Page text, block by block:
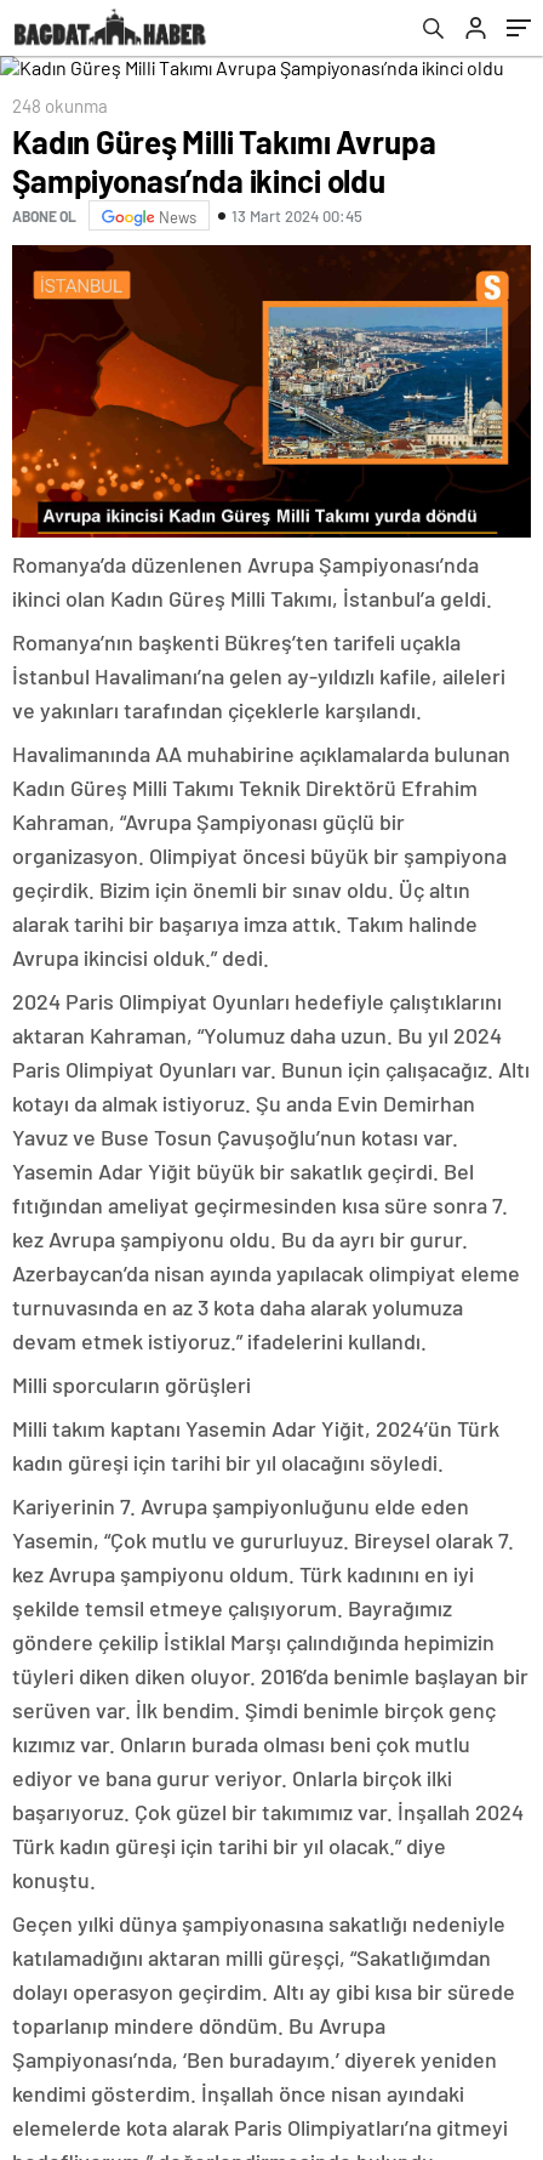
248 okunma
Kadın Güreş Milli Takımı Avrupa
Şampiyonası’nda ikinci oldu
ABONE OL News 13 Mart 2024 00:45
Romanya’da düzenlenen Avrupa Şampiyonası’nda
ikinci olan Kadın Güreş Milli Takımı, İstanbul’a geldi.
Romanya’nın başkenti Bükreş’ten tarifeli uçakla
İstanbul Havalimanı’na gelen ay-yıldızlı kafile, aileleri
ve yakınları tarafından çiçeklerle karşılandı.
Havalimanında AA muhabirine açıklamalarda bulunan
Kadın Güreş Milli Takımı Teknik Direktörü Efrahim
Kahraman, “Avrupa Şampiyonası güçlü bir
organizasyon. Olimpiyat öncesi büyük bir şampiyona
geçirdik. Bizim için önemli bir sınav oldu. Üç altın
alarak tarihi bir başarıya imza attık. Takım halinde
Avrupa ikincisi olduk.” dedi.
2024 Paris Olimpiyat Oyunları hedefiyle çalıştıklarını
aktaran Kahraman, “Yolumuz daha uzun. Bu yıl 2024
Paris Olimpiyat Oyunları var. Bunun için çalışacağız. Altı
kotayı da almak istiyoruz. Şu anda Evin Demirhan
Yavuz ve Buse Tosun Çavuşoğlu’nun kotası var.
Yasemin Adar Yiğit büyük bir sakatlık geçirdi. Bel
fıtığından ameliyat geçirmesinden kısa süre sonra 7.
kez Avrupa şampiyonu oldu. Bu da ayrı bir gurur.
Azerbaycan’da nisan ayında yapılacak olimpiyat eleme
turnuvasında en az 3 kota daha alarak yolumuza
devam etmek istiyoruz.” ifadelerini kullandı.
Milli sporcuların görüşleri
Milli takım kaptanı Yasemin Adar Yiğit, 2024’ün Türk
kadın güreşi için tarihi bir yıl olacağını söyledi.
Kariyerinin 7. Avrupa şampiyonluğunu elde eden
Yasemin, “Çok mutlu ve gururluyuz. Bireysel olarak 7.
kez Avrupa şampiyonu oldum. Türk kadınını en iyi
şekilde temsil etmeye çalışıyorum. Bayrağımız
göndere çekilip İstiklal Marşı çalındığında hepimizin
tüyleri diken diken oluyor. 2016’da benimle başlayan bir
serüven var. İlk bendim. Şimdi benimle birçok genç
kızımız var. Onların burada olması beni çok mutlu
ediyor ve bana gurur veriyor. Onlarla birçok ilki
başarıyoruz. Çok güzel bir takımımız var. İnşallah 2024
Türk kadın güreşi için tarihi bir yıl olacak.” diye
konuştu.
Geçen yılki dünya şampiyonasına sakatlığı nedeniyle
katılamadığını aktaran milli güreşçi, “Sakatlığımdan
dolayı operasyon geçirdim. Altı ay gibi kısa bir sürede
toparlanıp mindere döndüm. Bu Avrupa
Şampiyonası’nda, ‘Ben buradayım.’ diyerek yeniden
kendimi gösterdim. İnşallah önce nisan ayındaki
elemelerde kota alarak Paris Olimpiyatları’na gitmeyi